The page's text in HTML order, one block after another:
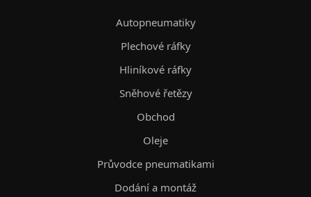
Autopneumatiky
Plechové ráfky
Hliníkové ráfky
Sněhové řetězy
Obchod
Oleje
Průvodce pneumatikami
Dodání a montáž